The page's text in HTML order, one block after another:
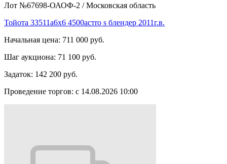
Лот №67698-ОАОФ-2 / Московская область
Тойота 33511а6х6 4500астro s блендер 2011г.в.
Начальная цена: 711 000 руб.
Шаг аукциона: 71 100 руб.
Задаток: 142 200 руб.
Проведение торгов: с 14.08.2026 10:00